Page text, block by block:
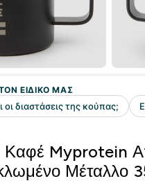
Καφέ Myprotein
Μέταλλο